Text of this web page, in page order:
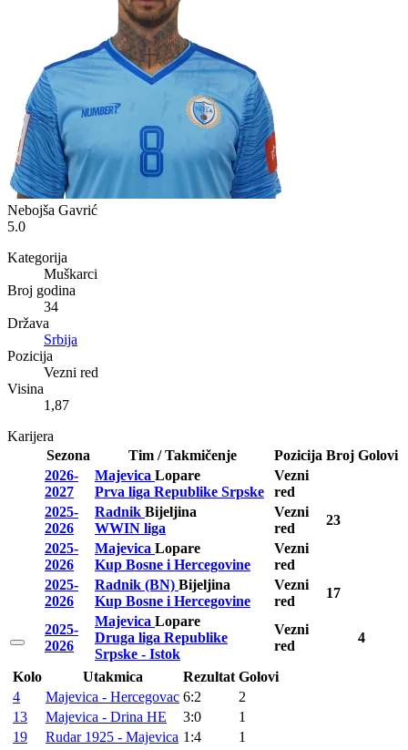
Nebojša Gavrić
5.0
Kategorija
Muškarci
Broj godina
34
Država
Srbija
Pozicija
Vezni red
Visina
1,87
Karijera
Sezona
Tim / Takmičenje Pozicija Broj Golovi
2026-
2027
Majevica Lopare
Prva liga Republike Srpske
Vezni
red
2025-
2026
Radnik Bijeljina
WWIN liga
Vezni
red
23
2025-
2026
Majevica Lopare
Kup Bosne i Hercegovine
Vezni
red
2025-
2026
Radnik (BN) Bijeljina
Kup Bosne i Hercegovine
Vezni
red
17
2025-
2026
Majevica Lopare
Druga liga Republike
Srpske - Istok
Vezni
red
4
Kolo Utakmica Rezultat Golovi
4
Majevica - Hercegovac 6:2
2
13
Majevica - Drina HE 3:0
1
19
Rudar 1925 - Majevica 1:4
1